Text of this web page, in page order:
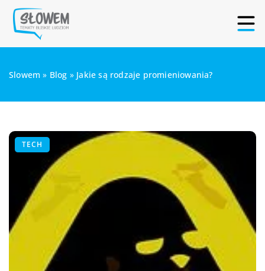
Slowem » Blog » Jakie są rodzaje promieniowania?
TECH